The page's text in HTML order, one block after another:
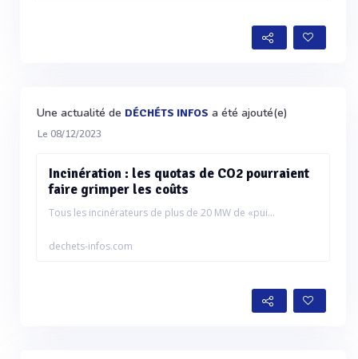
Une actualité de DÉCHÉTS INFOS a été ajouté(e)
Le 08/12/2023
Incinération : les quotas de CO2 pourraient
faire grimper les coûts
Tous les incinérateurs de plus de 20 MW de «pui...
dechets-infos.com